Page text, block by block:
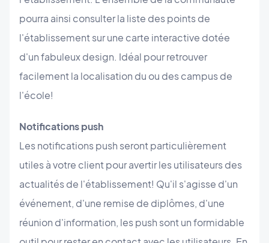
pourra ainsi consulter la liste des points de
l'établissement sur une carte interactive dotée
d'un fabuleux design. Idéal pour retrouver
facilement la localisation du ou des campus de
l'école!
Notifications push
Les notifications push seront particulièrement
utiles à votre client pour avertir les utilisateurs des
actualités de l'établissement! Qu'il s'agisse d'un
événement, d'une remise de diplômes, d'une
réunion d'information, les push sont un formidable